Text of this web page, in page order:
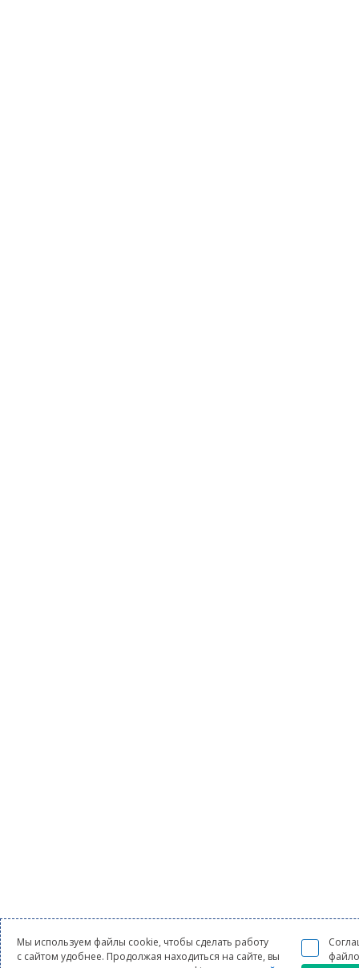
Мы используем файлы cookie, чтобы сделать работу
с сайтом удобнее. Продолжая находиться на сайте, вы